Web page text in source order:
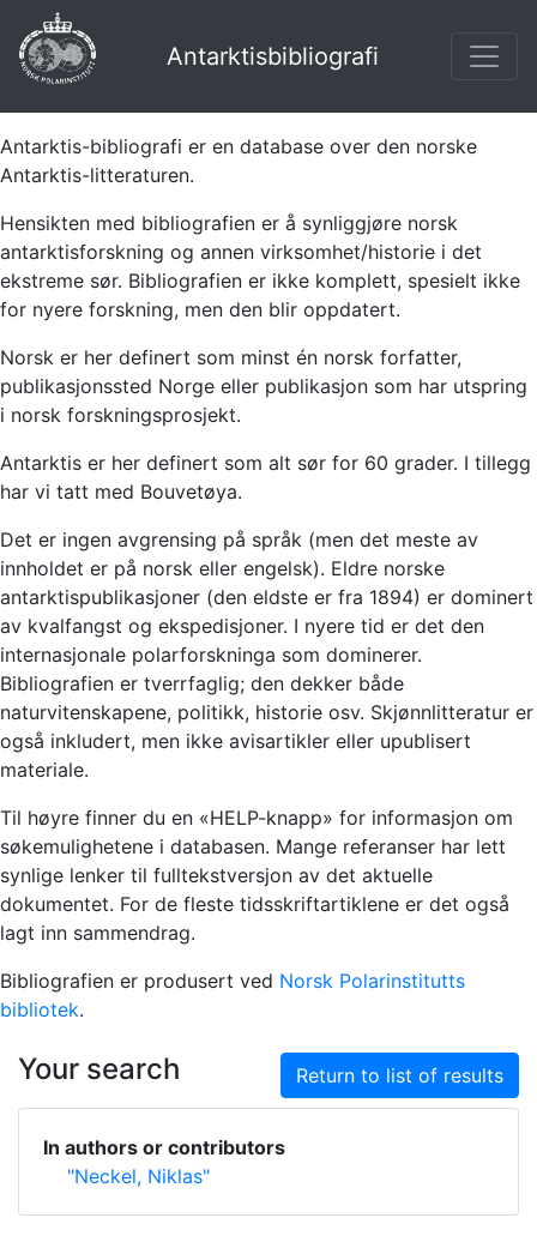
Antarktisbibliografi
Antarktis-bibliografi er en database over den norske
Antarktis-litteraturen.
Hensikten med bibliografien er å synliggjøre norsk
antarktisforskning og annen virksomhet/historie i det
ekstreme sør. Bibliografien er ikke komplett, spesielt ikke
for nyere forskning, men den blir oppdatert.
Norsk er her definert som minst én norsk forfatter,
publikasjonssted Norge eller publikasjon som har utspring
i norsk forskningsprosjekt.
Antarktis er her definert som alt sør for 60 grader. I tillegg
har vi tatt med Bouvetøya.
Det er ingen avgrensing på språk (men det meste av
innholdet er på norsk eller engelsk). Eldre norske
antarktispublikasjoner (den eldste er fra 1894) er dominert
av kvalfangst og ekspedisjoner. I nyere tid er det den
internasjonale polarforskninga som dominerer.
Bibliografien er tverrfaglig; den dekker både
naturvitenskapene, politikk, historie osv. Skjønnlitteratur er
også inkludert, men ikke avisartikler eller upublisert
materiale.
Til høyre finner du en «HELP-knapp» for informasjon om
søkemulighetene i databasen. Mange referanser har lett
synlige lenker til fulltekstversjon av det aktuelle
dokumentet. For de fleste tidsskriftartiklene er det også
lagt inn sammendrag.
Bibliografien er produsert ved Norsk Polarinstitutts
bibliotek.
Your search Return to list of results
In authors or contributors
"Neckel, Niklas"